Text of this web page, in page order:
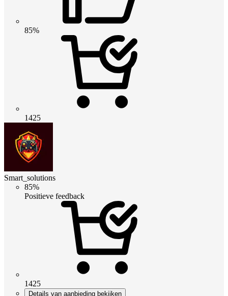
85%
1425
Smart_solutions
85%
Positieve feedback
1425
Details van aanbieding bekijken